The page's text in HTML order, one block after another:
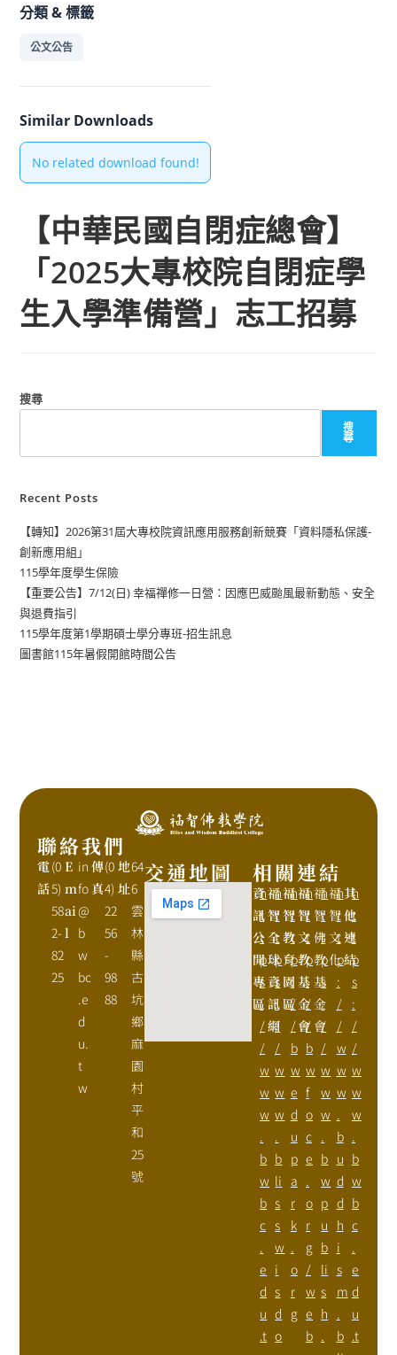
分類 & 標籤
公文公告
Similar Downloads
No related download found!
【中華民國自閉症總會】
「2025大專校院自閉症學
生入學準備營」志工招募
搜尋
搜
尋
Recent Posts
【轉知】2026第31屆大專校院資訊應用服務創新競賽「資料隱私保護-
創新應用組」
115學年度學生保險
【重要公告】7/12(日) 幸福禪修一日營：因應巴威颱風最新動態、安全
與退費指引
115學年度第1學期碩士學分專班-招生訊息
圖書館115年暑假開館時間公告
聯絡我們
電
話
(0
5)
58
2-
82
25
E
m
ai
l
in
fo
@
b
w
bc
.e
d
u.
t
w
傳
真
(0
4)
22
56
-
98
88
地
址
64
6
雲
林
縣
古
坑
鄉
麻
園
村
平
和
25
號
交通地圖 相關連結
資
訊
公
開
專
區
h
t
t
p
s
:
/
/
w
w
w
.
b
w
b
c
.
e
d
u
.t
福
智
全
球
資
訊
網
h
t
t
p
s
:
/
/
w
w
w
.
b
li
s
s
w
i
s
d
o
福
智
教
育
園
區
h
t
t
p
:
/
/
b
w
e
d
u
p
a
r
k
.
o
r
g
福
智
文
教
基
金
會
h
t
t
p
:
/
/
b
w
f
o
c
e
.
o
r
g
/
w
e
b
福
智
佛
教
基
金
會
h
t
t
p
s
:
/
/
w
w
w
.
b
w
p
u
b
li
s
h
.
福
智
文
化
h
t
t
p
:
/
/
w
w
w
.
b
u
d
d
h
i
s
m
.
b
其
他
連
結
h
t
t
p
s
:
/
/
w
w
w
.
b
w
b
c
.
e
d
u
.t